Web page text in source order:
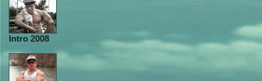
Intro 2008